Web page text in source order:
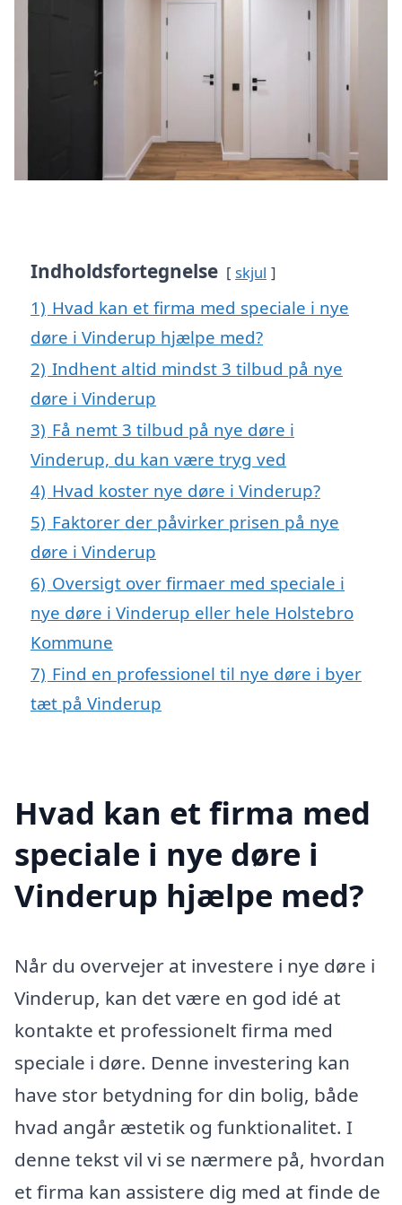
Indholdsfortegnelse skjul
1) Hvad kan et firma med speciale i nye
døre i Vinderup hjælpe med?
2) Indhent altid mindst 3 tilbud på nye
døre i Vinderup
3) Få nemt 3 tilbud på nye døre i
Vinderup, du kan være tryg ved
4) Hvad koster nye døre i Vinderup?
5) Faktorer der påvirker prisen på nye
døre i Vinderup
6) Oversigt over firmaer med speciale i
nye døre i Vinderup eller hele Holstebro
Kommune
7) Find en professionel til nye døre i byer
tæt på Vinderup
Hvad kan et firma med
speciale i nye døre i
Vinderup hjælpe med?
Når du overvejer at investere i nye døre i
Vinderup, kan det være en god idé at
kontakte et professionelt firma med
speciale i døre. Denne investering kan
have stor betydning for din bolig, både
hvad angår æstetik og funktionalitet. I
denne tekst vil vi se nærmere på, hvordan
et firma kan assistere dig med at finde de